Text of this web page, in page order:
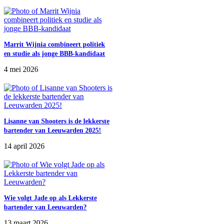
Ben je altijd al benieuwd geweest naar het uitzicht vanaf
helemaal naar boven te gaan en van het panorama uitzicht
Abe Bonnema. Dit is de beroemdste Friese architect van
de twintigste eeuw en heeft onder andere de Achmeatoren
ontworpen. Door middel van tablets en grote
ontwerpen. Gedurende het hele jaar is de toren elke
zaterdag te bezoeken. Wel moet je van tevoren tickets
kopen. Dit kan bij de VVV of via harmonie.nl.
Marrit Wijnia combineert politiek
en studie als jonge BBB‑kandidaat
4 mei 2026
Lisanne van Shooters is de lekkerste
bartender van Leeuwarden 2025!
14 april 2026
Wie volgt Jade op als Lekkerste
bartender van Leeuwarden?